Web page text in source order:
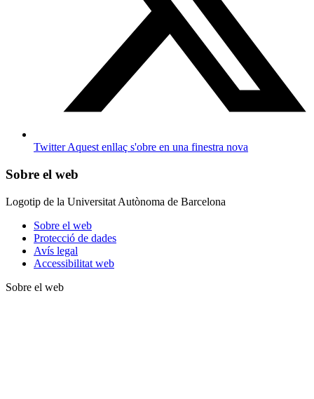
TwitterAquest enllaç s'obre en una finestra nova
Sobre el web
Logotip de la Universitat Autònoma de Barcelona
Sobre el web
Protecció de dades
Avís legal
Accessibilitat web
Sobre el web